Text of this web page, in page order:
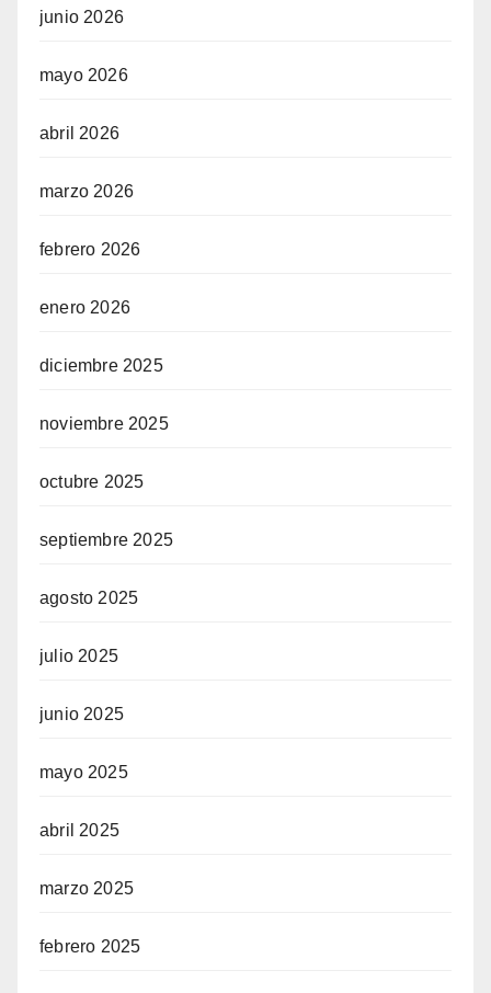
junio 2026
mayo 2026
abril 2026
marzo 2026
febrero 2026
enero 2026
diciembre 2025
noviembre 2025
octubre 2025
septiembre 2025
agosto 2025
julio 2025
junio 2025
mayo 2025
abril 2025
marzo 2025
febrero 2025